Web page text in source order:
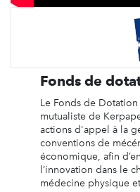
Fonds de
Le Fonds de
mutualiste de
actions d'appel à la
conventions de
économique, afin
l’innovation dans le
médecine physique